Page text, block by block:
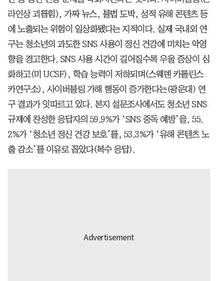
라인상 괴롭힘), 가짜 뉴스, 불법 도박, 성적 유해 콘텐츠 등
에 노출되는 위험이 일상화됐다는 지적이다. 실제 국내외 연
구는 청소년의 과도한 SNS 사용이 정신 건강에 미치는 악영
향을 경고한다. SNS 사용 시간이 길어질수록 우울 증상이 심
화하고(미 UCSF), 학습 능력이 저하되며(스웨덴 카롤린스
카연구소), 사이버불링 가해 행동이 증가한다는(광운대) 연
구 결과가 잇따르고 있다. 본지 설문조사에서도 청소년 SNS
규제에 찬성한 응답자의 59.9%가 ‘SNS 중독 예방’을, 55.
2%가 ‘청소년 정신 건강 보호’를, 53.3%가 ‘유해 콘텐츠 노
출 감소’를 이유로 꼽았다(복수 응답).